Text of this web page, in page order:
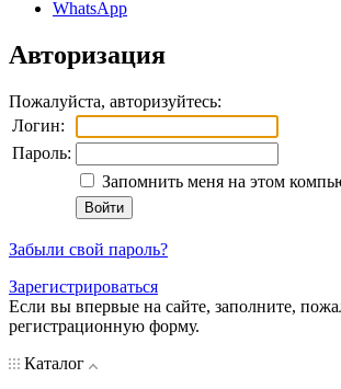
WhatsApp
Авторизация
Пожалуйста, авторизуйтесь:
Логин:
Пароль:
Запомнить меня на этом
Забыли свой пароль?
Зарегистрироваться
Если вы впервые на сайте, заполните,
регистрационную форму.
Каталог